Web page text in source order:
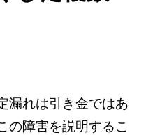
漏れは引き金ではあ
の障害を説明するこ